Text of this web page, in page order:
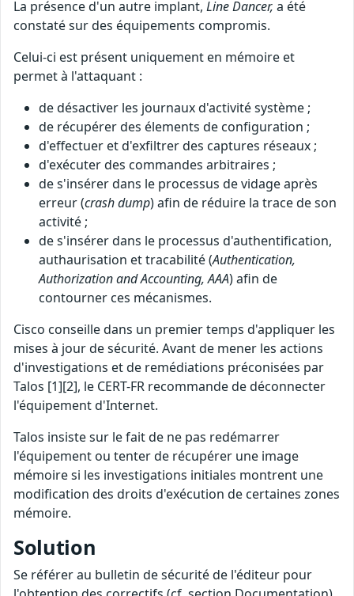
La présence d'un autre implant, Line Dancer, a été
constaté sur des équipements compromis.
Celui-ci est présent uniquement en mémoire et
permet à l'attaquant :
de désactiver les journaux d'activité système ;
de récupérer des élements de configuration ;
d'effectuer et d'exfiltrer des captures réseaux ;
d'exécuter des commandes arbitraires ;
de s'insérer dans le processus de vidage après
erreur (crash dump) afin de réduire la trace de son
activité ;
de s'insérer dans le processus d'authentification,
authaurisation et tracabilité (Authentication,
Authorization and Accounting, AAA) afin de
contourner ces mécanismes.
Cisco conseille dans un premier temps d'appliquer les
mises à jour de sécurité. Avant de mener les actions
d'investigations et de remédiations préconisées par
Talos [1][2], le CERT-FR recommande de déconnecter
l'équipement d'Internet.
Talos insiste sur le fait de ne pas redémarrer
l'équipement ou tenter de récupérer une image
mémoire si les investigations initiales montrent une
modification des droits d'exécution de certaines zones
mémoire.
Solution
Se référer au bulletin de sécurité de l'éditeur pour